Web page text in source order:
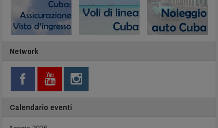
Network
Calendario eventi